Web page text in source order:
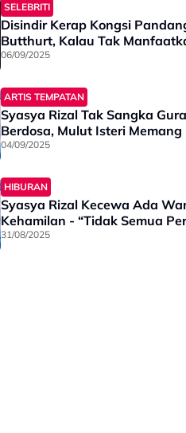
SELEBRITI
Disindir Kerap Kongsi
Butthurt, Kalau Tak
06/09/2025
ARTIS TEMPATAN
Syasya Rizal Tak Sangka
Berdosa, Mulut Isteri Memang
04/09/2025
HIBURAN
Syasya Rizal Kecewa Ada
Kehamilan - “Tidak Semua
31/08/2025